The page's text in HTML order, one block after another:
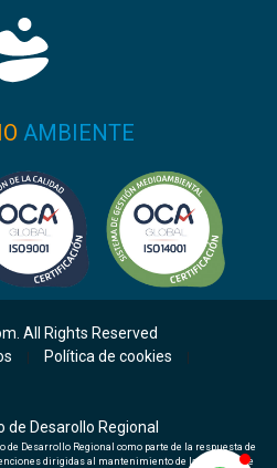
AMBIENTE
All Rights Reserved
Política de cookies
de Desarollo Regional
de Desarrollo Regional como parte de la respuesta de
dirigidas al mantenimiento de la actividad de